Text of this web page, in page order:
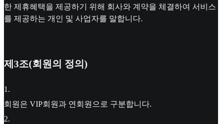
한 제휴혜택을 제공하기 위해 회사와 계약을 체결하여 서비스
를 제공하는 개인 및 사업자를 말합니다.
제3조(회원의 정의)
1 .
회원은 VIP회원과 연회원으로 구분합니다.
2.